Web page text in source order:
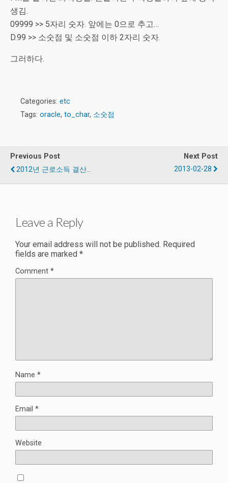
생김.
09999 >> 5자리 숫자. 앞에는 0으로 추고…
D.99 >> 소숫점 및 소숫점 이하 2자리 숫자.
그러하다.
Categories: etc
Tags: oracle, to_char, 소숫점
Previous Post
2012년 근로소득 결산...
Next Post
2013-02-28
Leave a Reply
Your email address will not be published. Required
fields are marked *
Comment *
Name *
Email *
Website